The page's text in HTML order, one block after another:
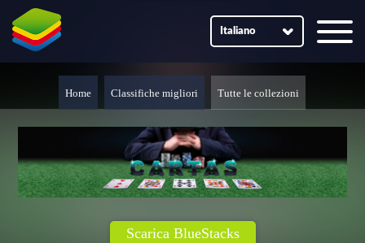
Italiano
Home Classifiche migliori Tutte le collezioni
Scarica BlueStacks